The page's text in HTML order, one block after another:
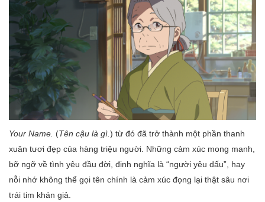
Your Name. (Tên cậu là gì.) từ đó đã trở thành một phần thanh
xuân tươi đẹp của hàng triệu người. Những cảm xúc mong manh,
bỡ ngỡ về tình yêu đầu đời, định nghĩa là “người yêu dấu”, hay
nỗi nhớ không thể gọi tên chính là cảm xúc đọng lại thật sâu nơi
trái tim khán giả.